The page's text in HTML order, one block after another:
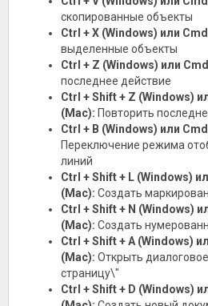
скопированные объекты
Ctrl + X (Windows) или
выделенные объекты
Ctrl + Z (Windows) или
последнее действие
Ctrl + Shift + Z (Windows)
(Mac): Повторить
Ctrl + B (Windows) или
Переключение режима
линий
Ctrl + Shift + L (Windows)
(Mac): Создать
Ctrl + Shift + N (Windows)
(Mac): Создать
Ctrl + Shift + A (Windows)
(Mac): Открыть
страницу\"
Ctrl + Shift + D (Windows)